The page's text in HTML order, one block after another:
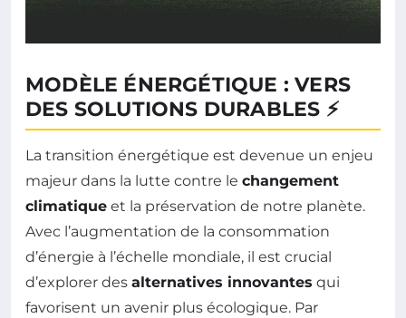
MODÈLE ÉNERGÉTIQUE : VERS
DES SOLUTIONS DURABLES ⚡
La transition énergétique est devenue un enjeu
majeur dans la lutte contre le changement
climatique et la préservation de notre planète.
Avec l’augmentation de la consommation
d’énergie à l’échelle mondiale, il est crucial
d’explorer des alternatives innovantes qui
favorisent un avenir plus écologique. Par